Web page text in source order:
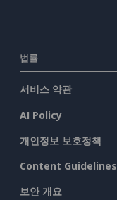
법률
서비스 약관
AI Policy
개인정보 보호정책
Content Guidelines
보안 개요